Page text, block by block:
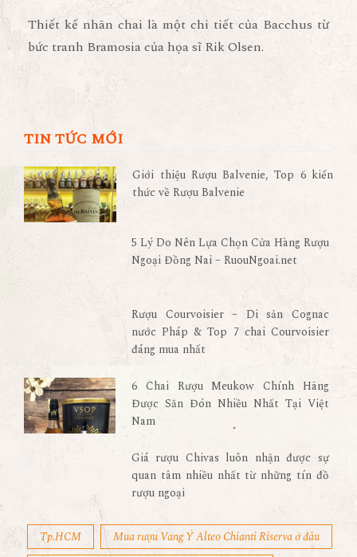
Thiết kế nhãn chai là một chi tiết của Bacchus từ
bức tranh Bramosia của họa sĩ Rik Olsen.
TIN TỨC MỚI
Giới thiệu Rượu Balvenie, Top 6 kiến
thức về Rượu Balvenie
5 Lý Do Nên Lựa Chọn Cửa Hàng Rượu
Ngoại Đồng Nai – RuouNgoai.net
Rượu Courvoisier – Di sản Cognac
nước Pháp & Top 7 chai Courvoisier
đáng mua nhất
6 Chai Rượu Meukow Chính Hãng
Được Săn Đón Nhiều Nhất Tại Việt
Nam
Giá rượu Chivas luôn nhận được sự
quan tâm nhiều nhất từ những tín đồ
rượu ngoại
Tp.HCM
Mua rượu Vang Ý Alteo Chianti Riserva ở đâu